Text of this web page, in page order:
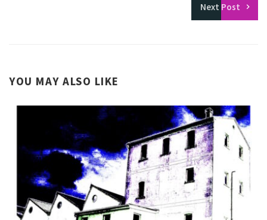
Next Post
YOU MAY ALSO LIKE